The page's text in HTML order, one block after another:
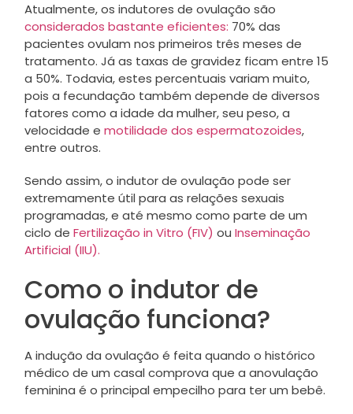
Atualmente, os indutores de ovulação são
considerados bastante eficientes: 70% das
pacientes ovulam nos primeiros três meses de
tratamento. Já as taxas de gravidez ficam entre 15
a 50%. Todavia, estes percentuais variam muito,
pois a fecundação também depende de diversos
fatores como a idade da mulher, seu peso, a
velocidade e motilidade dos espermatozoides,
entre outros.
Sendo assim, o indutor de ovulação pode ser
extremamente útil para as relações sexuais
programadas, e até mesmo como parte de um
ciclo de Fertilização in Vitro (FIV) ou Inseminação
Artificial (IIU).
Como o indutor de
ovulação funciona?
A indução da ovulação é feita quando o histórico
médico de um casal comprova que a anovulação
feminina é o principal empecilho para ter um bebê.